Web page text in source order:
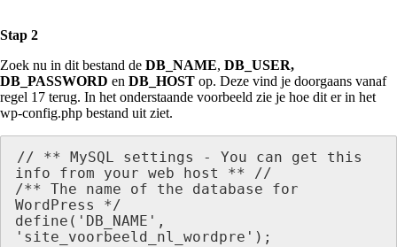
Stap 2
Zoek nu in dit bestand de DB_NAME, DB_USER,
DB_PASSWORD en DB_HOST op. Deze vind je doorgaans vanaf
regel 17 terug. In het onderstaande voorbeeld zie je hoe dit er in het
wp-config.php bestand uit ziet.
// ** MySQL settings - You can get this
info from your web host ** //
/** The name of the database for
WordPress */
define('DB_NAME',
'site_voorbeeld_nl_wordpre');